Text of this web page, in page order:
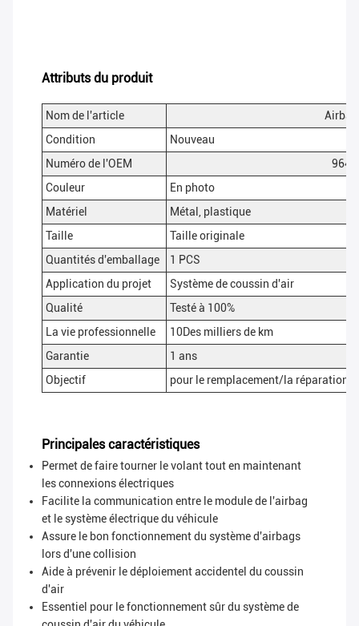
Attributs du produit
Nom de l'article
Condition
Nouveau
Numéro de l'OEM
Couleur
En photo
Matériel
Métal, plastique
Taille
Taille originale
Quantités d'emballage
1 PCS
Application du projet
Système de coussin d'air
Qualité
Testé à 100%
La vie professionnelle
10Des milliers de km
Garantie
1 ans
Objectif
pour le remplacement/la
Principales caractéristiques
Permet de faire tourner le volant tout en maintenant
les connexions électriques
Facilite la communication entre le module de l'airbag
et le système électrique du véhicule
Assure le bon fonctionnement du système d'airbags
lors d'une collision
Aide à prévenir le déploiement accidentel du coussin
d'air
Essentiel pour le fonctionnement sûr du système de